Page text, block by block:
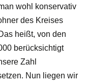
wohl konservativ
des Kreises
heißt, von den
berücksichtigt
Zahl
Nun liegen wir